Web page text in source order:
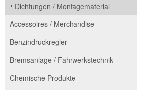
Dichtungen / Montagematerial
Accessoires / Merchandise
Benzindruckregler
Bremsanlage / Fahrwerkstechnik
Chemische Produkte